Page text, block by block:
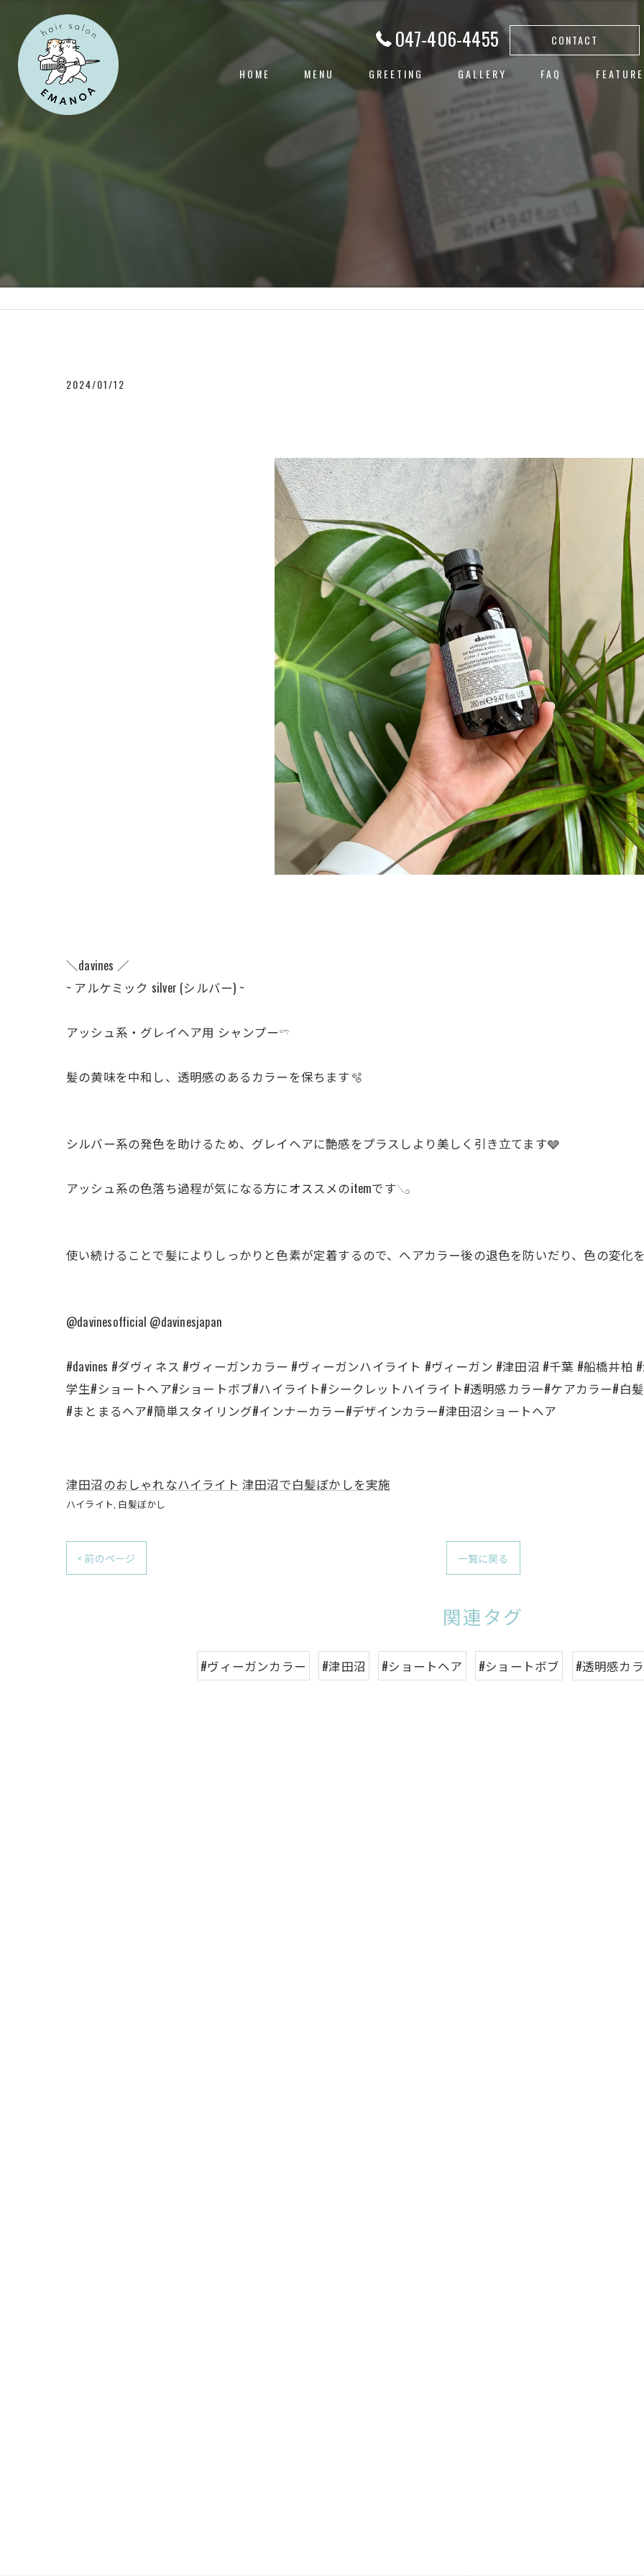
047-406-4455 CONTACT
HOME MENU GREETING GALLERY FAQ FEATURE
ハイライト
ヘアカラー
レイヤーカ
⁡
2024/01/12
＼davines ／
~ アルケミック silver (シルバー) ~
アッシュ系・グレイヘア用 シャンプー𓍼
髪の黄味を中和し、透明感のあるカラーを保ちます🫧
シルバー系の発色を助けるため、グレイヘアに艶感をプラスしより美しく引き立てます🩶
アッシュ系の色落ち過程が気になる方にオススメのitemです𓂅
使い続けることで髪によりしっかりと色素が定着するので、ヘアカラー後の退色を防いだり、色の変化
@davinesofficial @davinesjapan
#davines #ダヴィネス #ヴィーガンカラー #ヴィーガンハイライト #ヴィーガン #津田沼 #千葉 #船橋井
学生#ショートヘア#ショートボブ#ハイライト#シークレットハイライト#透明感カラー#ケアカラー#白
#まとまるヘア#簡単スタイリング#インナーカラー#デザインカラー#津田沼ショートヘア
津田沼のおしゃれなハイライト 津田沼で白髪ぼかしを実施
ハイライト 白髪ぼかし
< 前のページ 一覧に戻る
関連タグ
#ヴィーガンカラー #津田沼 #ショートヘア #ショートボブ #透明感カ